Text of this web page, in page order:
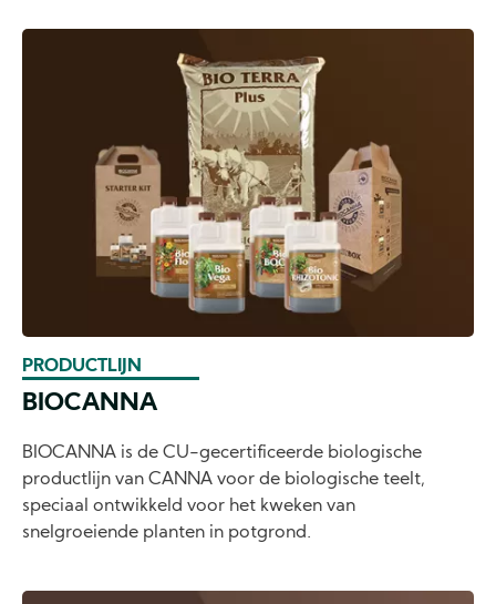
PRODUCTLIJN
BIOCANNA
BIOCANNA is de CU-gecertificeerde biologische
productlijn van CANNA voor de biologische teelt,
speciaal ontwikkeld voor het kweken van
snelgroeiende planten in potgrond.